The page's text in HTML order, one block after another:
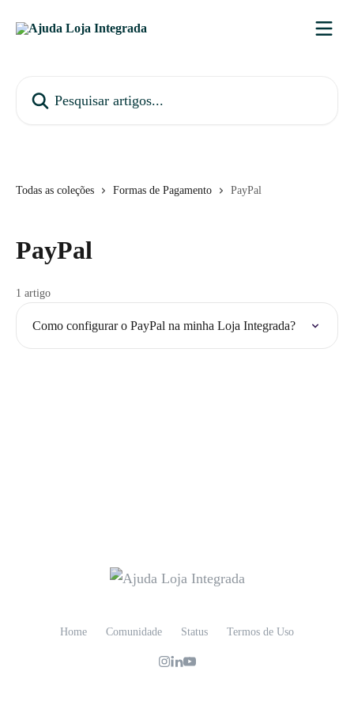
Todas as coleções Formas de Pagamento PayPal
PayPal
1 artigo
Como configurar o PayPal na minha Loja Integrada?
Home Comunidade Status Termos de Uso